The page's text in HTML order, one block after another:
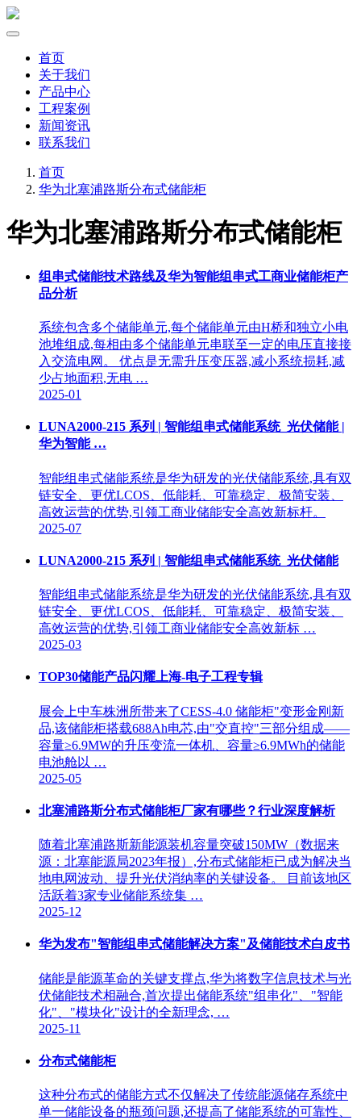
首页
关于我们
产品中心
工程案例
新闻资讯
联系我们
首页
华为北塞浦路斯分布式储能柜
华为北塞浦路斯分布式储能柜
组串式储能技术路线及华为智能组串式工商业储能柜产
品分析
系统包含多个储能单元,每个储能单元由H桥和独立小电
池堆组成,每相由多个储能单元串联至一定的电压直接接
入交流电网。 优点是无需升压变压器,减小系统损耗,减
少占地面积,无电 …
2025-01
LUNA2000-215 系列 | 智能组串式储能系统_光伏储能 |
华为智能 …
智能组串式储能系统是华为研发的光伏储能系统,具有双
链安全、更优LCOS、低能耗、可靠稳定、极简安装、
高效运营的优势,引领工商业储能安全高效新标杆。
2025-07
LUNA2000-215 系列 | 智能组串式储能系统_光伏储能
智能组串式储能系统是华为研发的光伏储能系统,具有双
链安全、更优LCOS、低能耗、可靠稳定、极简安装、
高效运营的优势,引领工商业储能安全高效新标 …
2025-03
TOP30储能产品闪耀上海-电子工程专辑
展会上中车株洲所带来了CESS-4.0 储能柜"变形金刚新
品,该储能柜搭载688Ah电芯,由"交直控"三部分组成——
容量≥6.9MW的升压变流一体机、容量≥6.9MWh的储能
电池舱以 …
2025-05
北塞浦路斯分布式储能柜厂家有哪些？行业深度解析
随着北塞浦路斯新能源装机容量突破150MW（数据来
源：北塞能源局2023年报）,分布式储能柜已成为解决当
地电网波动、提升光伏消纳率的关键设备。 目前该地区
活跃着3家专业储能系统集 …
2025-12
华为发布"智能组串式储能解决方案"及储能技术白皮书
储能是能源革命的关键支撑点,华为将数字信息技术与光
伏储能技术相融合,首次提出储能系统"组串化"、"智能
化"、"模块化"设计的全新理念, …
2025-11
分布式储能柜
这种分布式的储能方式不仅解决了传统能源储存系统中
单一储能设备的瓶颈问题,还提高了储能系统的可靠性、